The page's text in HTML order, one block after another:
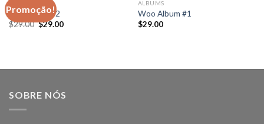
Promoção!
Woo Single #2
$29.00 $29.00
ALBUMS
Woo Album #1
$29.00
SOBRE NÓS